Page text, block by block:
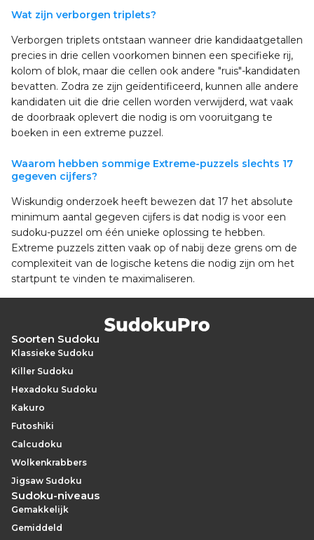
Wat zijn verborgen triplets?
Verborgen triplets ontstaan wanneer drie kandidaatgetallen
precies in drie cellen voorkomen binnen een specifieke rij,
kolom of blok, maar die cellen ook andere "ruis"-kandidaten
bevatten. Zodra ze zijn geïdentificeerd, kunnen alle andere
kandidaten uit die drie cellen worden verwijderd, wat vaak
de doorbraak oplevert die nodig is om vooruitgang te
boeken in een extreme puzzel.
Waarom hebben sommige Extreme-puzzels slechts 17
gegeven cijfers?
Wiskundig onderzoek heeft bewezen dat 17 het absolute
minimum aantal gegeven cijfers is dat nodig is voor een
sudoku-puzzel om één unieke oplossing te hebben.
Extreme puzzels zitten vaak op of nabij deze grens om de
complexiteit van de logische ketens die nodig zijn om het
startpunt te vinden te maximaliseren.
Soorten Sudoku
Klassieke Sudoku
Killer Sudoku
Hexadoku Sudoku
Kakuro
Futoshiki
Calcudoku
Wolkenkrabbers
Jigsaw Sudoku
Sudoku-niveaus
Gemakkelijk
Gemiddeld